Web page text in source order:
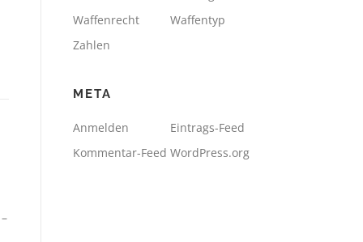
Waffenrecht
Waffentyp
Zahlen
META
Anmelden
Eintrags-Feed
Kommentar-Feed WordPress.org